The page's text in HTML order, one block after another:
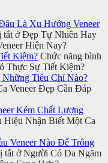
Là Xu Hướng Veneer
tắtở Đẹp Tự Nhiên Hay
Hiện Nay?
Kiệm? Chức năng bình
Thực Sự Tiết Kiệm?
Tiêu Chí Nào?
Veneer Đẹp Cần Đáp
Kém Chất Lượng
Hiệu Nhận Biết Một Ca
Veneer Nào Để Trông
tắtở Người Có Da Ngăm